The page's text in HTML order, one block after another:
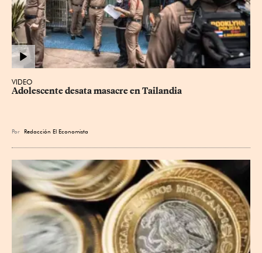
VIDEO
Adolescente desata masacre en Tailandia
Por Redacción El Economista